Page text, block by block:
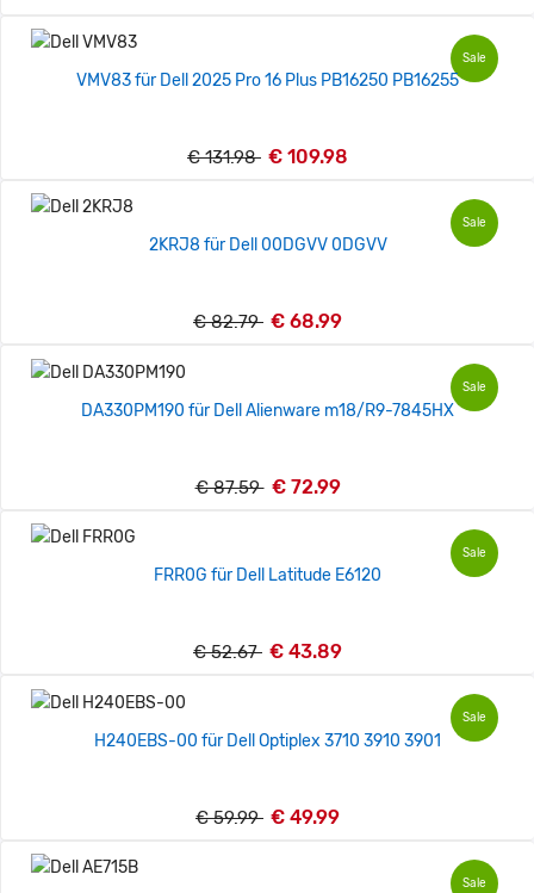
Sale
VMV83 für Dell 2025 Pro 16 Plus PB16250 PB16255
€ 131.98 € 109.98
Sale
2KRJ8 für Dell 00DGVV 0DGVV
€ 82.79 € 68.99
Sale
DA330PM190 für Dell Alienware m18/R9-7845HX
€ 87.59 € 72.99
Sale
FRR0G für Dell Latitude E6120
€ 52.67 € 43.89
Sale
H240EBS-00 für Dell Optiplex 3710 3910 3901
€ 59.99 € 49.99
Sale